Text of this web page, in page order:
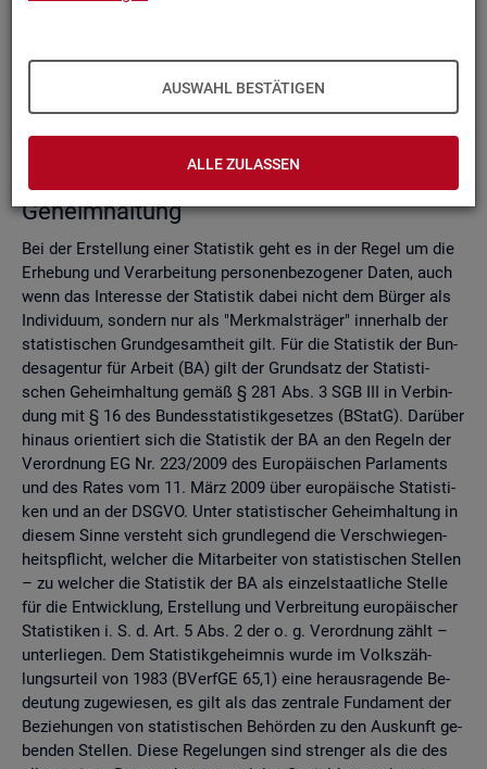
AUSWAHL BESTÄTIGEN
ALLE ZULASSEN
tung
Zell­sper­rungs­ver­fah­ren
Run­dungs­ver­fah­ren
Ver­gleich der Ver­fah­ren
Recht­li­che Grund­la­gen der sta­tis­ti­schen
Ge­heim­hal­tung
Bei der Er­stel­lung einer Sta­tis­tik geht es in der Regel um die
Er­he­bung und Ver­ar­bei­tung per­so­nen­be­zo­ge­ner Daten, auch
wenn das In­ter­es­se der Sta­tis­tik dabei nicht dem Bür­ger als
In­di­vi­du­um, son­dern nur als "Merk­mals­trä­ger" in­ner­halb der
sta­tis­ti­schen Grund­ge­samt­heit gilt. Für die Sta­tis­tik der Bun­
des­agen­tur für Ar­beit (BA) gilt der Grund­satz der Sta­tis­ti­
schen Ge­heim­hal­tung gemäß § 281 Abs. 3 SGB III in Ver­bin­
dung mit § 16 des Bun­des­sta­tis­tik­ge­set­zes (BStatG). Dar­über
hin­aus ori­en­tiert sich die Sta­tis­tik der BA an den Re­geln der
Ver­ord­nung EG Nr. 223/2009 des Eu­ro­päi­schen Par­la­ments
und des Rates vom 11. März 2009 über eu­ro­päi­sche Sta­tis­ti­
ken und an der DSGVO. Unter sta­tis­ti­scher Ge­heim­hal­tung in
die­sem Sinne ver­steht sich grund­le­gend die Ver­schwie­gen­
heits­pflicht, wel­cher die Mit­ar­bei­ter von sta­tis­ti­schen Stel­len
– zu wel­cher die Sta­tis­tik der BA als ein­zel­staat­li­che Stel­le
für die Ent­wick­lung, Er­stel­lung und Ver­brei­tung eu­ro­päi­scher
Sta­tis­ti­ken i. S. d. Art. 5 Abs. 2 der o. g. Ver­ord­nung zählt –
un­ter­lie­gen. Dem Sta­tis­tik­ge­heim­nis wurde im Volks­zäh­
lungs­ur­teil von 1983 (BVerf­GE 65,1) eine her­aus­ra­gen­de Be­
deu­tung zu­ge­wie­sen, es gilt als das zen­tra­le Fun­da­ment der
Be­zie­hun­gen von sta­tis­ti­schen Be­hör­den zu den Aus­kunft ge­
ben­den Stel­len. Diese Re­ge­lun­gen sind stren­ger als die des